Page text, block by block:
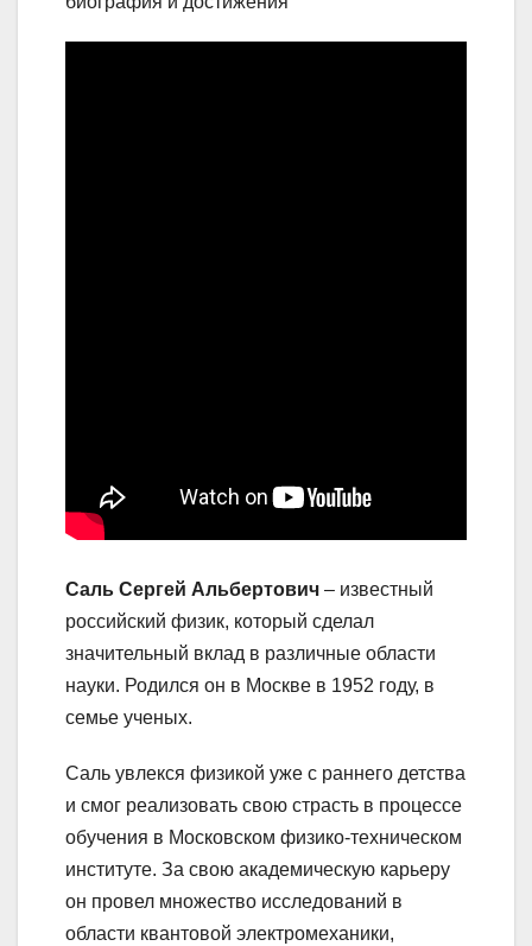
Саль Сергей Альбертович – известный
российский физик, который сделал
значительный вклад в различные области
науки. Родился он в Москве в 1952 году, в
семье ученых.
Саль увлекся физикой уже с раннего детства
и смог реализовать свою страсть в процессе
обучения в Московском физико-техническом
институте. За свою академическую карьеру
он провел множество исследований в
области квантовой электромеханики,